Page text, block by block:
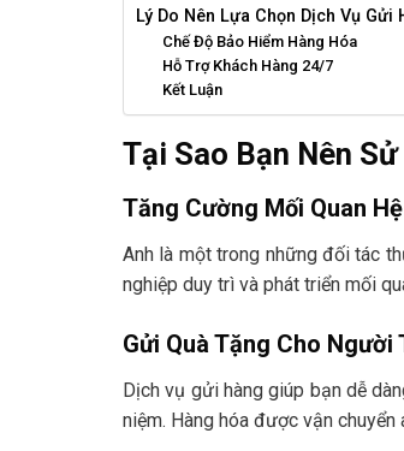
Lý Do Nên Lựa Chọn Dịch Vụ
Chế Độ Bảo Hiểm Hàng Hóa
Hỗ Trợ Khách Hàng 24/7
Kết Luận
Tại Sao Bạn Nên
Tăng Cường Mối Quan
Anh là một trong những đối tác
nghiệp duy trì và phát triển mối
Gửi Quà Tặng Cho Người
Dịch vụ gửi hàng giúp bạn dễ
niệm. Hàng hóa được vận